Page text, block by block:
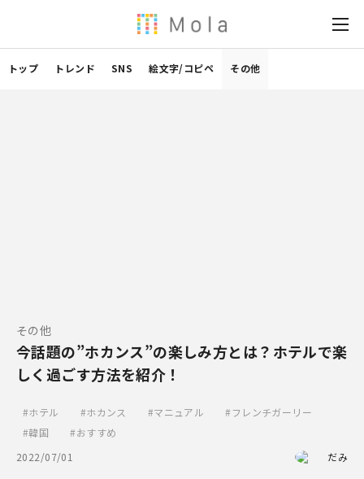
トップ トレンド SNS 絵文字/コピペ その他
その他
今話題の”ホカンス”の楽しみ方とは？ホテルで楽
しく過ごす方法を紹介！
ホテル ホカンス マニュアル
フレンチガーリー
韓国
おすすめ
2022/07/01
だみ